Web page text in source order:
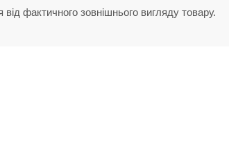
фактичного зовнішнього вигляду товару.